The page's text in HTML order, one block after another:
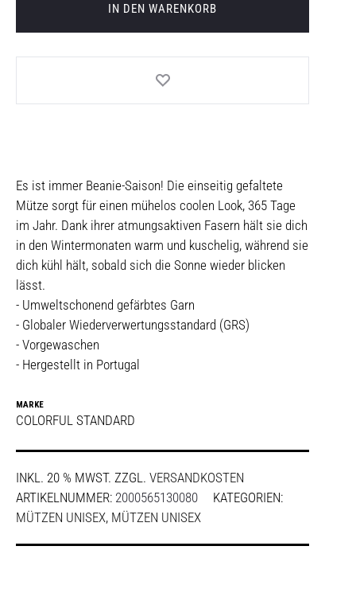
IN DEN WARENKORB
Es ist immer Beanie-Saison! Die einseitig gefaltete
Mütze sorgt für einen mühelos coolen Look, 365 Tage
im Jahr. Dank ihrer atmungsaktiven Fasern hält sie dich
in den Wintermonaten warm und kuschelig, während sie
dich kühl hält, sobald sich die Sonne wieder blicken
lässt.
- Umweltschonend gefärbtes Garn
- Globaler Wiederverwertungsstandard (GRS)
- Vorgewaschen
- Hergestellt in Portugal
MARKE
COLORFUL STANDARD
INKL. 20 % MWST. ZZGL. VERSANDKOSTEN
ARTIKELNUMMER: 2000565130080
KATEGORIEN:
MÜTZEN UNISEX, MÜTZEN UNISEX